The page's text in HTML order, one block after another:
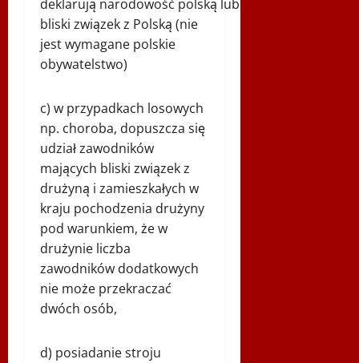
deklarują narodowość polską lub
bliski związek z Polską (nie
jest wymagane polskie
obywatelstwo)
c) w przypadkach losowych
np. choroba, dopuszcza się
udział zawodników
mających bliski związek z
drużyną i zamieszkałych w
kraju pochodzenia drużyny
pod warunkiem, że w
drużynie liczba
zawodników dodatkowych
nie może przekraczać
dwóch osób,
d) posiadanie stroju